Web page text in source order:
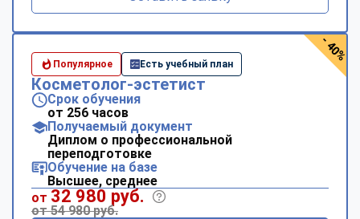
Популярное Есть учебный план
Косметолог-эстетист
Срок обучения
от 256 часов
Получаемый документ
Диплом о профессиональной
переподготовке
Обучение на базе
Высшее, среднее
от 32 980 руб.
от 54 980 руб.
- 40%